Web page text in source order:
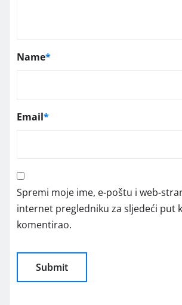
Name*
Email*
Spremi moje ime, e-poštu i web-
internet pregledniku za sljedeći put
komentirao.